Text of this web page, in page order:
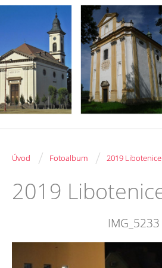
Úvod / Fotoalbum / 2019
2019
IMG_5233